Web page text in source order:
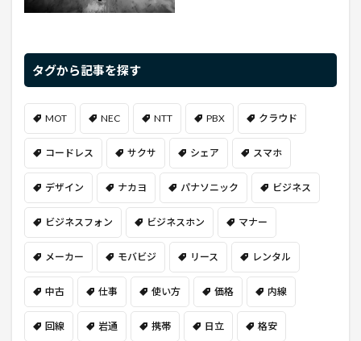
タグから記事を探す
MOT NEC NTT PBX クラウド
コードレス サクサ シェア スマホ
デザイン ナカヨ パナソニック ビジネス
ビジネスフォン ビジネスホン マナー
メーカー モバビジ リース レンタル
中古 仕事 使い方 価格 内線
回線 岩通 携帯 日立 格安